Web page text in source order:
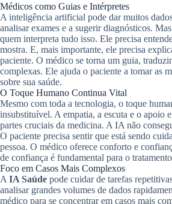
Médicos como Guias e Intérpretes
A inteligência artificial pode dar muitos
analisar exames e a sugerir diagnósticos.
quem interpreta tudo isso. Ele precisa
mostra. E, mais importante, ele precisa
paciente. O médico se torna um guia,
complexas. Ele ajuda o paciente a tomar as
sobre sua saúde.
O Toque Humano Continua Vital
Mesmo com toda a tecnologia, o toque
insubstituível. A empatia, a escuta e o apoio
partes cruciais da medicina. A IA não
O paciente precisa sentir que está sendo
pessoa. O médico oferece conforto e
de confiança é fundamental para o
Foco em Casos Mais Complexos
A IA Saúde pode cuidar de tarefas
analisar grandes volumes de dados
médico para se concentrar em casos mais